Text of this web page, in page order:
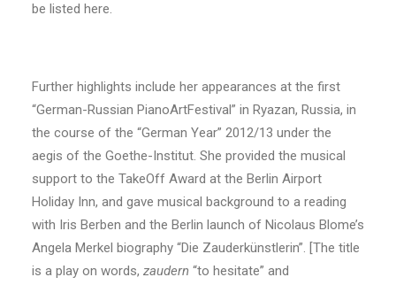
be listed here.
Further highlights include her appearances at the first
“German-Russian PianoArtFestival” in Ryazan, Russia, in
the course of the “German Year” 2012/13 under the
aegis of the Goethe-Institut. She provided the musical
support to the TakeOff Award at the Berlin Airport
Holiday Inn, and gave musical background to a reading
with Iris Berben and the Berlin launch of Nicolaus Blome’s
Angela Merkel biography “Die Zauderkünstlerin”. [The title
is a play on words, zaudern “to hesitate” and